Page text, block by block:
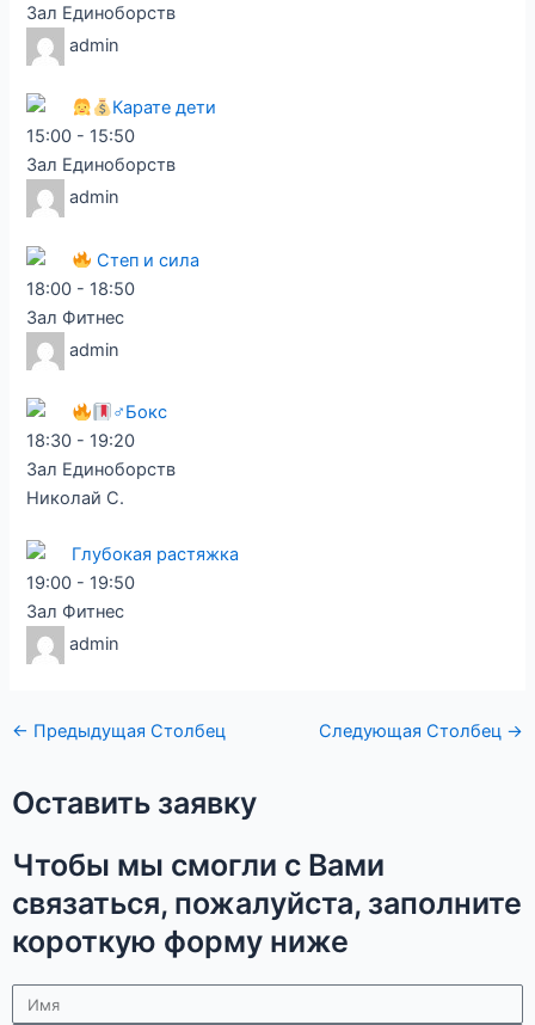
Зал Единоборств
admin
Карате дети
15:00 - 15:50
Зал Единоборств
admin
Степ и сила
18:00 - 18:50
Зал Фитнес
admin
♂Бокс
18:30 - 19:20
Зал Единоборств
Николай С.
Глубокая растяжка
19:00 - 19:50
Зал Фитнес
admin
← Предыдущая Столбец Следующая Столбец →
Оставить заявку
Чтобы мы смогли с Вами
связаться, пожалуйста, заполните
короткую форму ниже
Имя